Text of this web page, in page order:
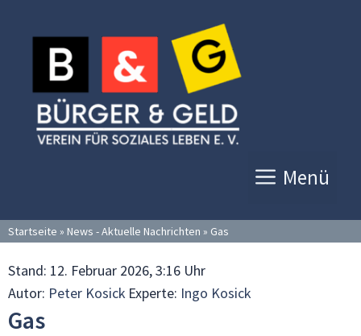
Inhalt
springen
Menü
Startseite » News - Aktuelle Nachrichten » Gas
Stand: 12. Februar 2026, 3:16 Uhr
Autor: Peter Kosick Experte: Ingo Kosick
Gas